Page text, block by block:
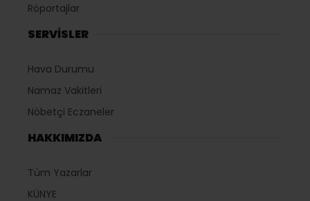
Röportajlar
SERVİSLER
Hava Durumu
Namaz Vakitleri
Nöbetçi Eczaneler
HAKKIMIZDA
Tüm Yazarlar
KÜNYE